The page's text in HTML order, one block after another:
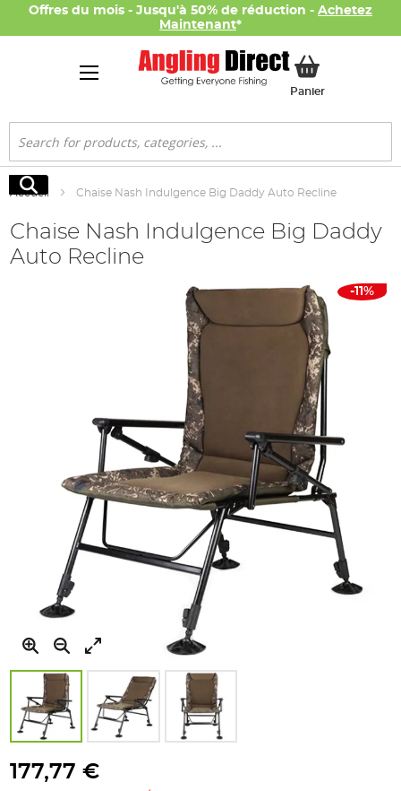
Offres du mois - Jusqu'à 50% de réduction - Achetez
Maintenant*
PanierMon panier
Rechercher
Rechercher
Accueil Chaise Nash Indulgence Big Daddy Auto Recline
Chaise Nash Indulgence Big Daddy
Auto Recline
to
-11%
177,77 €